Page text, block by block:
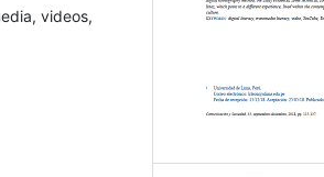
videos,